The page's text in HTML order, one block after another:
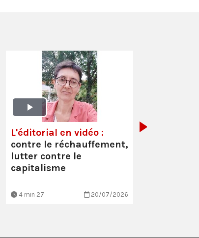
L'éditorial en vidéo :
contre le réchauffement,
lutter contre le
capitalisme
4 min 27 20/07/2026